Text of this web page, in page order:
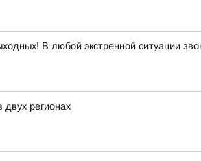
В любой экстренной ситуации
регионах